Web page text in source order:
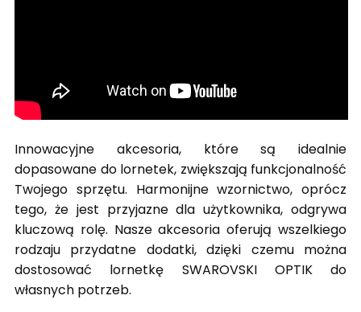
Innowacyjne akcesoria, które są idealnie
dopasowane do lornetek, zwiększają funkcjonalność
Twojego sprzętu. Harmonijne wzornictwo, oprócz
tego, że jest przyjazne dla użytkownika, odgrywa
kluczową rolę. Nasze akcesoria oferują wszelkiego
rodzaju przydatne dodatki, dzięki czemu można
dostosować lornetkę SWAROVSKI OPTIK do
własnych potrzeb.